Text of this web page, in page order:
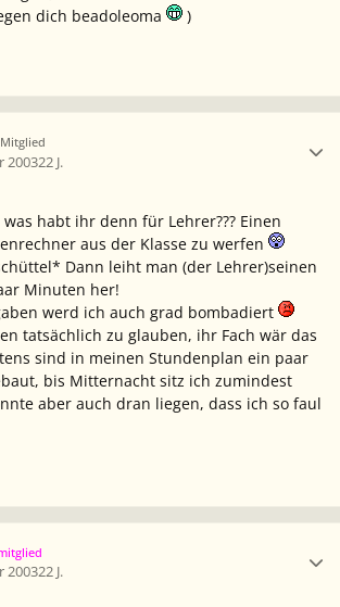
dich beadoleoma
)
Mitglied
200322 J.
habt ihr denn für Lehrer??? Einen
aus der Klasse zu werfen
Dann leiht man (der Lehrer)seinen
Minuten her!
werd ich auch grad bombadiert
tatsächlich zu glauben, ihr Fach wär das
sind in meinen Stundenplan ein paar
bis Mitternacht sitz ich zumindest
aber auch dran liegen, dass ich so faul
200322 J.